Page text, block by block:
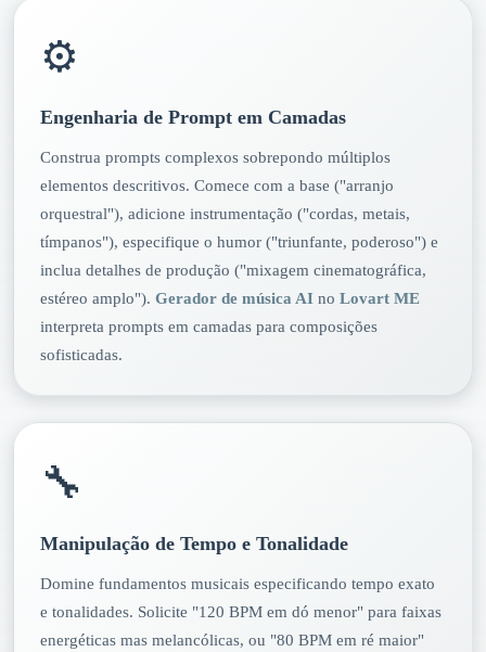
⚙️
Engenharia de Prompt em Camadas
Construa prompts complexos sobrepondo múltiplos
elementos descritivos. Comece com a base ("arranjo
orquestral"), adicione instrumentação ("cordas, metais,
tímpanos"), especifique o humor ("triunfante, poderoso") e
inclua detalhes de produção ("mixagem cinematográfica,
estéreo amplo"). Gerador de música AI no Lovart ME
interpreta prompts em camadas para composições
sofisticadas.
🔧
Manipulação de Tempo e Tonalidade
Domine fundamentos musicais especificando tempo exato
e tonalidades. Solicite "120 BPM em dó menor" para faixas
energéticas mas melancólicas, ou "80 BPM em ré maior"